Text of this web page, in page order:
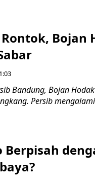
Bojan
Bandung, Bojan
Persib